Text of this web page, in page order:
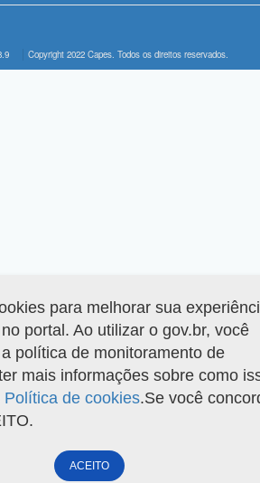
Copyright 2022 Capes. Todos os direitos reservados.
para melhorar sua
portal. Ao utilizar o gov.br, você
política de monitoramento de
mais informações sobre como
Política de cookies.Se você
ACEITO